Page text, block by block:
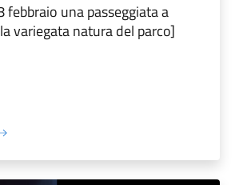
febbraio una passeggiata a
variegata natura del parco]